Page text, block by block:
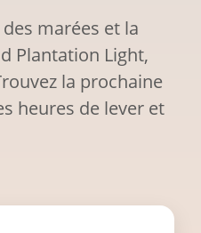
marées et la
Plantation Light,
la prochaine
heures de lever et